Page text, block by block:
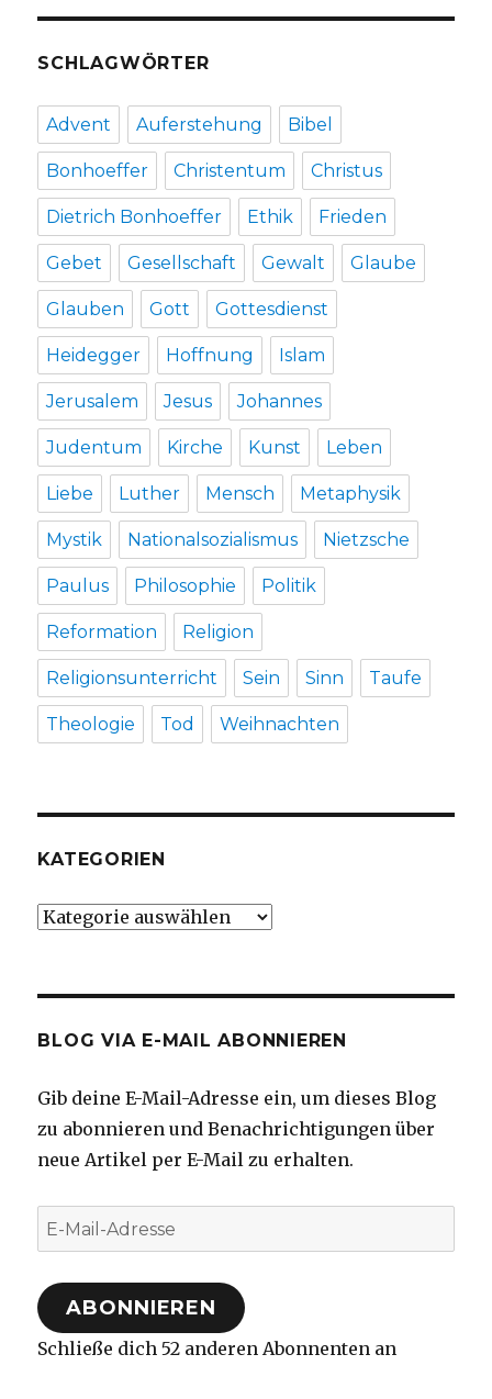
von
SCHLAGWÖRTER
Advent Auferstehung Bibel
Bonhoeffer Christentum Christus
Dietrich Bonhoeffer Ethik Frieden
Gebet Gesellschaft Gewalt Glaube
Glauben Gott Gottesdienst
Heidegger Hoffnung Islam
Jerusalem Jesus Johannes
Judentum Kirche Kunst Leben
Liebe Luther Mensch Metaphysik
Mystik Nationalsozialismus Nietzsche
Paulus Philosophie Politik
Reformation Religion
Religionsunterricht Sein Sinn Taufe
Theologie Tod Weihnachten
KATEGORIEN
Kategorien
BLOG VIA E-MAIL ABONNIEREN
Gib deine E-Mail-Adresse ein, um dieses Blog
zu abonnieren und Benachrichtigungen über
neue Artikel per E-Mail zu erhalten.
E-
Mail-
Adresse
ABONNIEREN
Schließe dich 52 anderen Abonnenten an